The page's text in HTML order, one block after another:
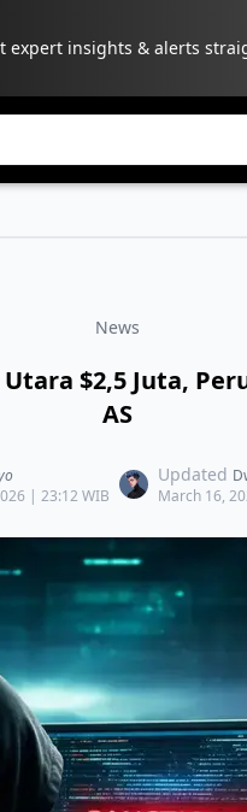
expert insights & alerts
News
$2,5 Juta,
AS
| 23:12 WIB
Updated
March 16,